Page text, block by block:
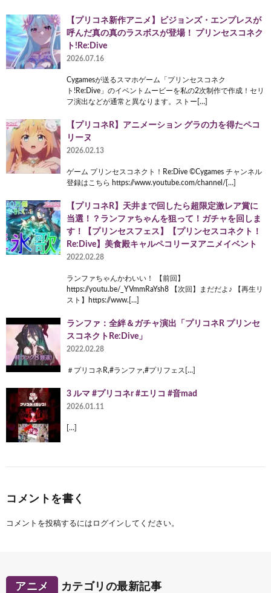
【プリコネ新作アニメ】ビジョンズ・エンプレスが
呼んだ真の真のラスボスが登場！ プリンセスコネク
ト!Re:Dive
2026.07.16
Cygamesが送るスマホゲーム「プリンセスコネク
ト!Re:Dive」のイベントムービーを私の2次制作で作成！セリ
フ演出などが通常と異なります。ストー[…]
【プリコネR】アニメーション グラの力を得たペコ
リーヌ
2026.02.13
ゲーム プリンセスコネクト！Re:Dive ©Cygames チャンネル
登録はこちら https://www.youtube.com/channel/[…]
【プリコネR】天井まで回したら超限定激レア賞に
当選！？ランファちゃんを狙って！ガチャを回しま
す！【プリンセスフェス】【プリンセスコネクト！
Re:Dive】美食殿キャルペコリーヌアニメイベント
2022.02.28
ランファちゃんかわいい！ 【前回】
https://youtu.be/_YVmmRaYsh8 【次回】まだだよ♪ 【再生リ
スト】https://www.[…]
ランファ：全絆＆ガチャ演出「プリコネR プリンセ
スコネクトRe:Dive」
2022.02.28
＃プリコネR,#ランファ,#プリフェス[…]
3 ルマ #プリコネr #エリコ #音mad
2026.01.11
[…]
コメントを書く
コメントを投稿するには ログイン してください。
アニメ カテゴリの最新記事